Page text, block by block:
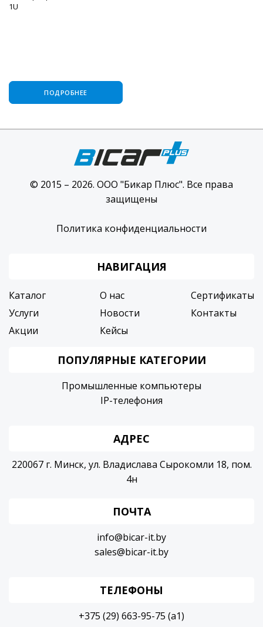
1U
ПОДРОБНЕЕ
© 2015 – 2026. ООО "Бикар Плюс". Все права
защищены
Политика конфиденциальности
НАВИГАЦИЯ
Каталог
Услуги
Акции
О нас
Новости
Кейсы
Сертификаты
Контакты
ПОПУЛЯРНЫЕ КАТЕГОРИИ
Промышленные компьютеры
IP-телефония
АДРЕС
220067 г. Минск, ул. Владислава Сырокомли 18, пом.
4н
ПОЧТА
info@bicar-it.by
sales@bicar-it.by
ТЕЛЕФОНЫ
+375 (29) 663-95-75 (a1)